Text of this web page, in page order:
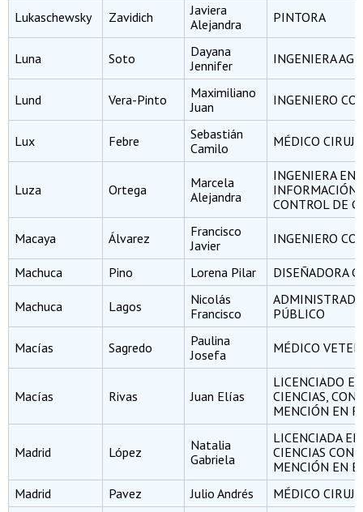
Lukaschewsky Zavidich
Javiera
Alejandra
PINTORA
Luna Soto
Dayana
Jennifer
INGENIERA
Lund Vera-Pinto
Maximiliano
Juan
INGENIERO
Lux Febre
Sebastián
Camilo
MÉDICO
Luza Ortega
Marcela
Alejandra
INGENIERA EN
INFORMACIÓN
CONTROL DE
Macaya Álvarez
Francisco
Javier
INGENIERO
Machuca Pino Lorena Pilar DISEÑADORA
Machuca Lagos
Nicolás
Francisco
PÚBLICO
Macías Sagredo
Paulina
Josefa
MÉDICO
Macías Rivas Juan Elías
LICENCIADO EN
CIENCIAS, CON
MENCIÓN EN
Madrid López
Natalia
Gabriela
LICENCIADA EN
CIENCIAS CON
MENCIÓN EN
Madrid
Pavez Julio Andrés MÉDICO